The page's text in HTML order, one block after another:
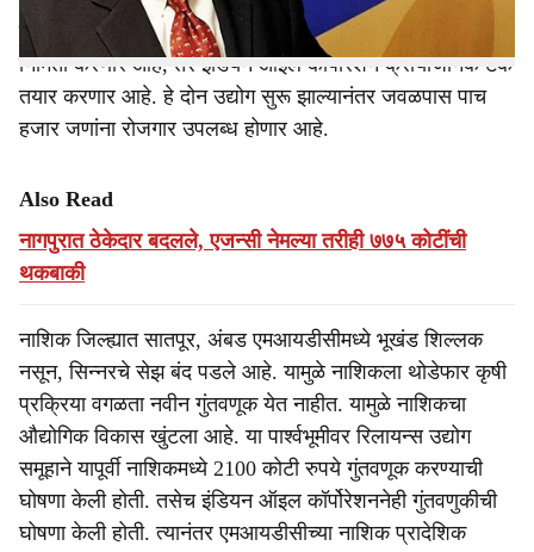
उद्योग समूहाची रिलायन्स लाईफ सायन्स ही कंपनी लस व औषधांची
निर्मिती करणार आहे, तर इंडियन ऑइल कॉर्पोरेशन क्रायोजेनिक टॅंक
तयार करणार आहे. हे दोन उद्योग सुरू झाल्यानंतर जवळपास पाच
हजार जणांना रोजगार उपलब्ध होणार आहे.
Also Read
नागपुरात ठेकेदार बदलले, एजन्सी नेमल्या तरीही ७७५ कोटींची
थकबाकी
नाशिक जिल्ह्यात सातपूर, अंबड एमआयडीसीमध्ये भूखंड शिल्लक
नसून, सिन्नरचे सेझ बंद पडले आहे. यामुळे नाशिकला थोडेफार कृषी
प्रक्रिया वगळता नवीन गुंतवणूक येत नाहीत. यामुळे नाशिकचा
औद्योगिक विकास खुंटला आहे. या पार्श्वभूमीवर रिलायन्स उद्योग
समूहाने यापूर्वी नाशिकमध्ये 2100 कोटी रुपये गुंतवणूक करण्याची
घोषणा केली होती. तसेच इंडियन ऑइल कॉर्पोरेशननेही गुंतवणुकीची
घोषणा केली होती. त्यानंतर एमआयडीसीच्या नाशिक प्रादेशिक